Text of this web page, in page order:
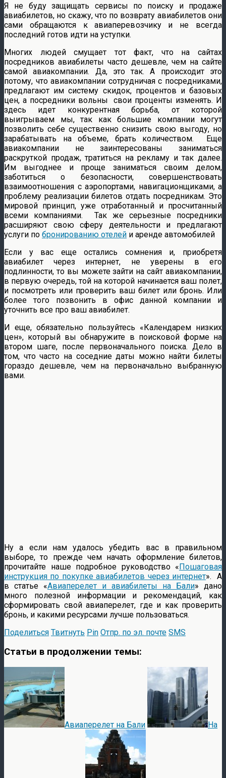
Я не буду защищать сервисы по поиску и продаже
авиабилетов, но скажу, что по возврату авиабилетов они
сами обращаются к авиаперевозчику и не всегда
последний готов идти на уступки.
Многих людей смущает тот факт, что на сайтах
посредников авиабилеты часто дешевле, чем на сайте
самой авиакомпании. Да, это так. А происходит это
потому, что авиакомпании сотрудничая с посредниками,
предлагают им систему скидок, процентов и базовых
цен, а посредники вольны свои проценты изменять. И
здесь идет конкурентная борьба, от которой
выигрываем мы, так как большие компании могут
позволить себе существенно снизить свою выгоду, но
зарабатывать на объеме, брать количеством. Еще
авиакомпании не заинтересованы заниматься
раскруткой продаж, тратиться на рекламу и так далее.
Им выгоднее и проще заниматься своим делом,
заботиться о безопасности, совершенствовать
взаимоотношения с аэропортами, навигационщиками, а
проблему реализации билетов отдать посредникам. Это
мировой принцип, уже отработанный и просчитанный
всеми компаниями. Так же серьезные посредники
расширяют свою сферу деятельности и предлагают
услуги по бронированию отелей и аренде автомобилей
Если у вас еще остались сомнения и, приобретя
авиабилет через интернет, не уверены в его
подлинности, то вы можете зайти на сайт авиакомпании,
в первую очередь, той на которой начинается ваш полет,
и посмотреть или проверить ваш билет или бронь. Или
более того позвонить в офис данной компании и
уточнить все про ваш авиабилет.
И еще, обязательно пользуйтесь «Календарем низких
цен», который вы обнаружите в поисковой форме на
втором шаге, после первоначального поиска. Дело в
том, что часто на соседние даты можно найти билеты
гораздо дешевле, чем на первоначально выбранную
вами.
Ну а если нам удалось убедить вас в правильном
выборе, то прежде чем начать оформление билетов,
прочитайте наше подробное руководство «Пошаговая
инструкция по покупке авиабилетов через интернет». А
в статье «Авиаперелет и авиабилеты на Бали» дано
много полезной информации и рекомендаций, как
сформировать свой авиаперелет, где и как проверить
бронь, и какими ресурсами лучше пользоваться.
Поделиться Твитнуть Pin Отпр. по эл. почте SMS
Статьи в продолжении темы:
Авиаперелет на Бали На